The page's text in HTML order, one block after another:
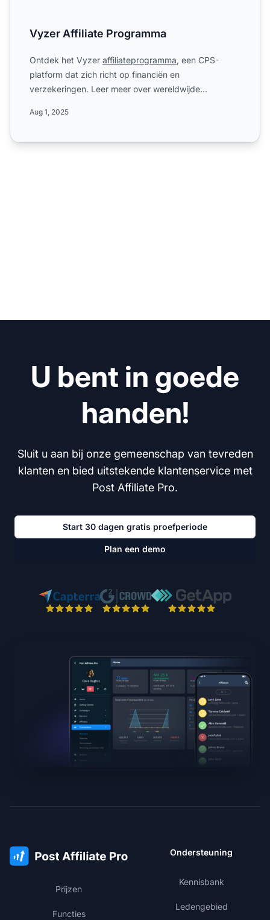
Vyzer Affiliate Programma
Ontdek het Vyzer affiliateprogramma, een CPS-
platform dat zich richt op financiën en
verzekeringen. Leer meer over wereldwijde
Aug 1, 2025
U bent in goede
handen!
Sluit u aan bij onze gemeenschap van tevreden
klanten en bied uitstekende klantenservice met
Post Affiliate Pro.
Start 30 dagen gratis proefperiode
Plan een demo
Prijzen
Functies
Ondersteuning
Kennisbank
Ledengebied